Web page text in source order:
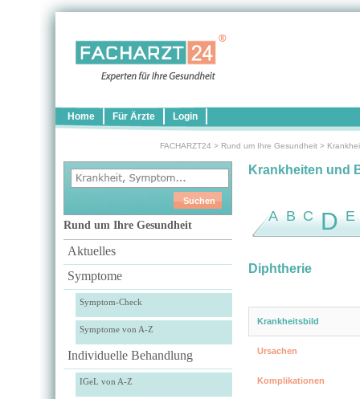
Home Für Ärzte Login
FACHARZT24 > Rund um Ihre Gesundheit >
Rund um Ihre Gesundheit
Aktuelles
Symptome
Symptom-Check
Symptome von A-Z
Individuelle Behandlung
IGeL von A-Z
Krankheiten und
A B C D E
Diphtherie
Krankheitsbild
Ursachen
Komplikationen